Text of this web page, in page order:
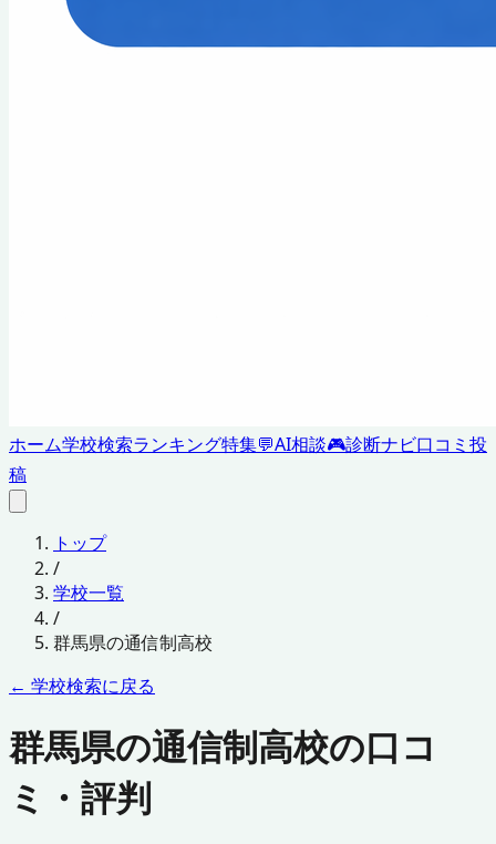
ホーム学校検索ランキング特集💬AI相談🎮診断ナビ口コミ投
稿
トップ
/
学校一覧
/
群馬県の通信制高校
← 学校検索に戻る
群馬県の通信制高校の口コ
ミ・評判